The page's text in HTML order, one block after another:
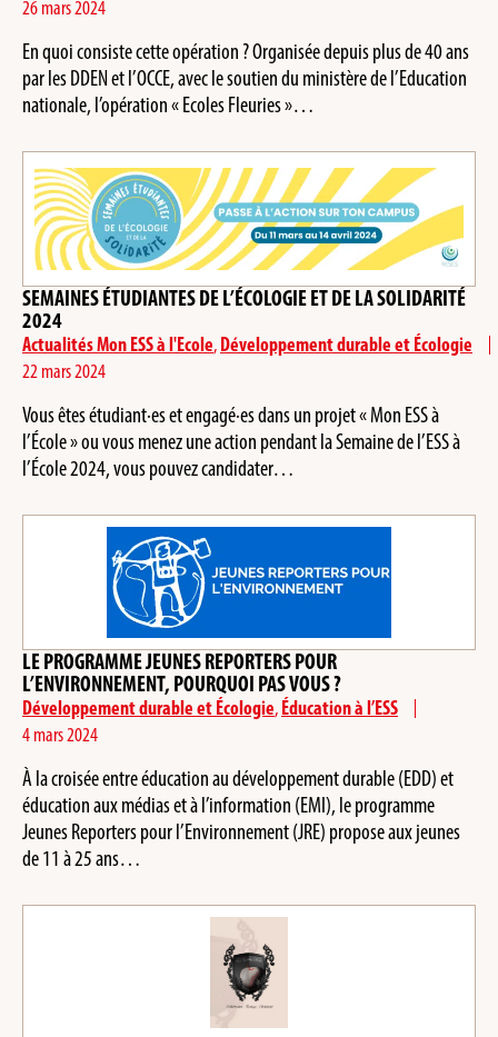
26 mars 2024
En quoi consiste cette opération ? Organisée depuis plus de 40 ans
par les DDEN et l’OCCE, avec le soutien du ministère de l’Education
nationale, l’opération « Ecoles Fleuries »…
SEMAINES ÉTUDIANTES DE L’ÉCOLOGIE ET DE LA SOLIDARITÉ
2024
Actualités Mon ESS à l'Ecole,Développement durable et Écologie
22 mars 2024
Vous êtes étudiant·es et engagé·es dans un projet « Mon ESS à
l’École » ou vous menez une action pendant la Semaine de l’ESS à
l’École 2024, vous pouvez candidater…
LE PROGRAMME JEUNES REPORTERS POUR
L’ENVIRONNEMENT, POURQUOI PAS VOUS ?
Développement durable et Écologie,Éducation à l’ESS
4 mars 2024
À la croisée entre éducation au développement durable (EDD) et
éducation aux médias et à l’information (EMI), le programme
Jeunes Reporters pour l’Environnement (JRE) propose aux jeunes
de 11 à 25 ans…